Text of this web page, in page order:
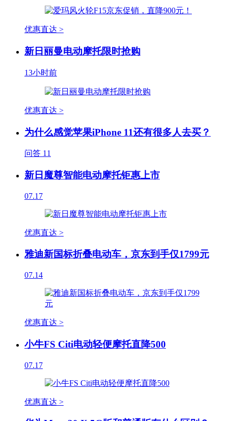
优惠直达 >
新日丽曼电动摩托限时抢购
13小时前
优惠直达 >
为什么感觉苹果iPhone 11还有很多人去买？
问答 11
新日魔尊智能电动摩托钜惠上市
07.17
优惠直达 >
雅迪新国标折叠电动车，京东到手仅1799元
07.14
优惠直达 >
小牛FS Citi电动轻便摩托直降500
07.17
优惠直达 >